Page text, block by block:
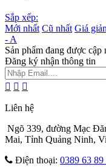
Sắp xếp:
Mới nhất Cũ nhất Giá
- A
Sản phẩm đang được cập
Đăng ký nhận thông tin
Liên hệ
Ngõ 339, đường Mạc
Mai, Tỉnh Quảng Ninh,
Điện thoại: 0389 63 89